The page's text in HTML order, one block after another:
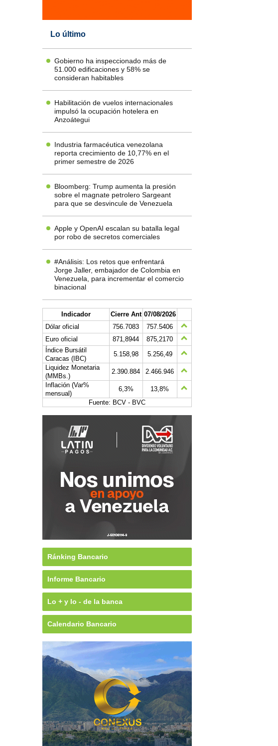
Lo último
Gobierno ha inspeccionado más de
51.000 edificaciones y 58% se
consideran habitables
Habilitación de vuelos internacionales
impulsó la ocupación hotelera en
Anzoátegui
Industria farmacéutica venezolana
reporta crecimiento de 10,77% en el
primer semestre de 2026
Bloomberg: Trump aumenta la presión
sobre el magnate petrolero Sargeant
para que se desvincule de Venezuela
Apple y OpenAI escalan su batalla legal
por robo de secretos comerciales
#Análisis: Los retos que enfrentará
Jorge Jaller, embajador de Colombia en
Venezuela, para incrementar el comercio
binacional
Indicador Cierre Ant 07/08/2026
Dólar oficial
756.7083
757.5406
Euro oficial
871,8944
875,2170
Índice Bursátil
Caracas (IBC)
5.158,98
5.256,49
Liquidez Monetaria
(MMBs.)
2.390.884
2.466.946
Inflación (Var%
mensual)
6,3%
13,8%
Fuente: BCV - BVC
Ránking Bancario
Informe Bancario
Lo + y lo - de la banca
Calendario Bancario